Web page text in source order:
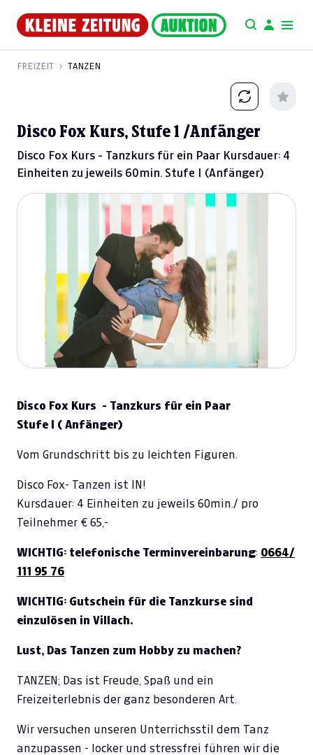
FREIZEIT TANZEN
Disco Fox Kurs, Stufe 1 /Anfänger
Disco Fox Kurs - Tanzkurs für ein Paar Kursdauer: 4
Einheiten zu jeweils 60min. Stufe I (Anfänger)
Disco Fox Kurs - Tanzkurs für ein Paar
Stufe I ( Anfänger)
Vom Grundschritt bis zu leichten Figuren.
Disco Fox- Tanzen ist IN!
Kursdauer: 4 Einheiten zu jeweils 60min./ pro
Teilnehmer € 65,-
WICHTIG: telefonische Terminvereinbarung: 0664/
111 95 76
WICHTIG: Gutschein für die Tanzkurse sind
einzulösen in Villach.
Lust, Das Tanzen zum Hobby zu machen?
TANZEN; Das ist Freude, Spaß und ein
Freizeiterlebnis der ganz besonderen Art.
Wir versuchen unseren Unterrichsstil dem Tanz
anzupassen - locker und stressfrei führen wir die